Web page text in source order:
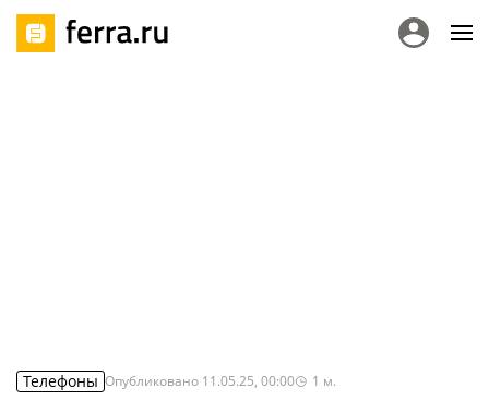
Телефоны Опубликовано 11.05.25, 00:00 1 м.